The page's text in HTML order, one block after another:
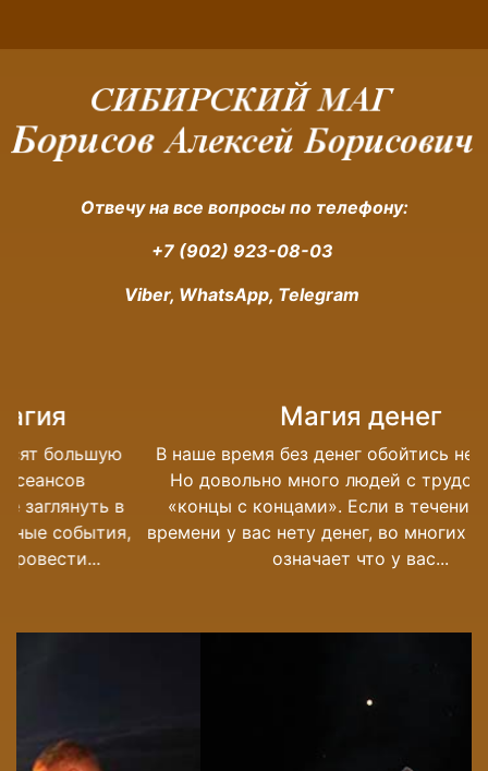
Отвечу на все вопросы по телефону:
+7 (902) 923-08-03
Viber, WhatsApp, Telegram
Магия денег
В наше время без денег обойтись невозможно.
Но довольно много людей с трудом сводят
«концы с концами». Если в течении долгого
времени у вас нету денег, во многих случаях это
означает что у вас...